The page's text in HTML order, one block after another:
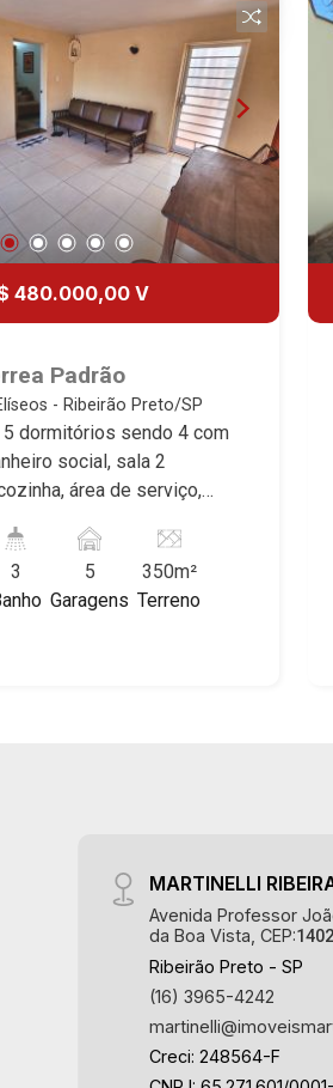
- Despensa - Área
Varanda gourmet com
- Quintal - Corredor lateral
vagas, sendo 2 cobertas
- excelência
mercado imobiliário de
Referência em imóveis
somos especialistas na
de casas térreas,
da Zona Sul,
completa e qualidade de
nos
de maior prestígio
Santa
Jardim Olhos D`Água,
Borda da Mata, Bela
Alpha, Alphaville I, II e III,
Aliança Sul, Alto do Vale,
Terras de Florença,
e 3, Colina do Sabiá, San
Monet, Arara Vermelha,
Città, Paineiras, Aroeira,
Pirangueira, Jardim
Buritis, Quinta da Boa
Siena, Alto do Castelo,
Villa Dei Fiori, Vivendas
Colina Verde, Royal
do Royal Park, Santa Fé,
Bosque das Colinas,
480.000,00 V
Padrão
- Ribeirão Preto/SP
5 dormitórios sendo 4 com
social, sala 2
área de serviço,
corredor lateral, jardim
vagas sendo 4 cobertas,
próximo ao
3
5
Garagens
350m²
Terreno
MARTINELLI
Avenida Professor
da Boa Vista, CEP:
Ribeirão Preto - SP
(16) 3965-4242
Creci: 248564-F